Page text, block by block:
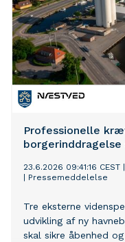
Professionelle
23.6.2026 09:41:16 CEST
Pressemeddelelse
Tre eksterne
udvikling af ny
skal sikre åbenhed